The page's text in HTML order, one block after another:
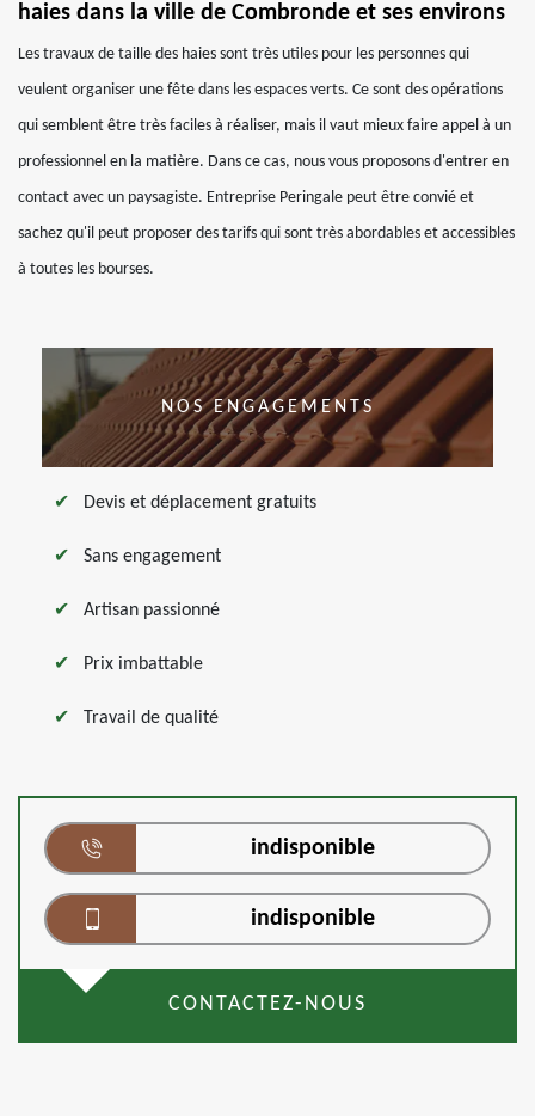
haies dans la ville de Combronde et ses environs
Les travaux de taille des haies sont très utiles pour les personnes qui
veulent organiser une fête dans les espaces verts. Ce sont des opérations
qui semblent être très faciles à réaliser, mais il vaut mieux faire appel à un
professionnel en la matière. Dans ce cas, nous vous proposons d'entrer en
contact avec un paysagiste. Entreprise Peringale peut être convié et
sachez qu'il peut proposer des tarifs qui sont très abordables et accessibles
à toutes les bourses.
NOS ENGAGEMENTS
Devis et déplacement gratuits
Sans engagement
Artisan passionné
Prix imbattable
Travail de qualité
indisponible
indisponible
CONTACTEZ-NOUS